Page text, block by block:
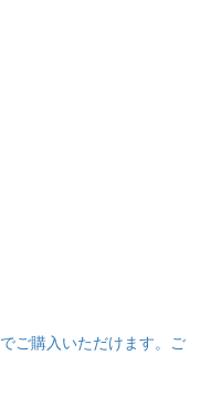
でご購入いただけます。ご